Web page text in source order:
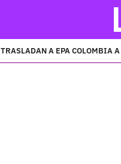
TRASLADAN A EPA COLOMBIA